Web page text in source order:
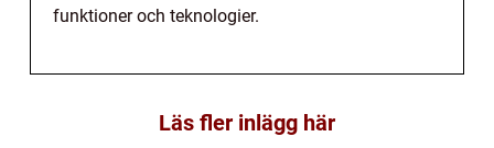
funktioner och teknologier.
Läs fler inlägg här